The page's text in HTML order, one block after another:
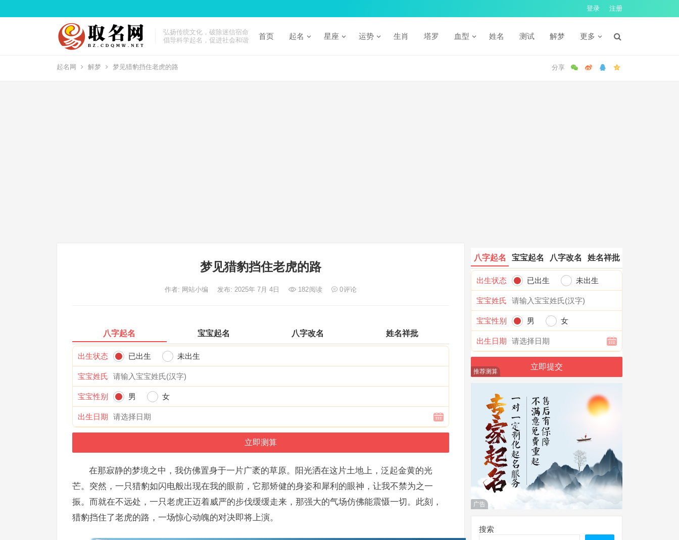
登录 注册
弘扬传统文化，破除迷信宿命
倡导科学起名，促进社会和谐
首页 起名 星座 运势 生肖 塔罗 血型 姓名 测试 解梦 更多
起名网 解梦 梦见猎豹挡住老虎的路
梦见猎豹挡住老虎的路
作者: 网站小编 发布: 2025年 7月 4日 182阅读 0评论
八字起名 宝宝起名 八字改名 姓名祥批
出生状态 已出生 未出生
宝宝姓氏
宝宝性别 男 女
出生日期
在那寂静的梦境之中，我仿佛置身于一片广袤的草原。阳光洒在这片土地上，泛起金黄的光
芒。突然，一只猎豹如闪电般出现在我的眼前，它那矫健的身姿和犀利的眼神，让我不禁为之一
振。而就在不远处，一只老虎正迈着威严的步伐缓缓走来，那强大的气场仿佛能震慑一切。此刻，
猎豹挡住了老虎的路，一场惊心动魄的对决即将上演。
八字起名 宝宝起名 八字改名 姓名祥批
出生状态 已出生 未出生
宝宝姓氏
宝宝性别 男 女
出生日期
推荐测算
广告
搜索